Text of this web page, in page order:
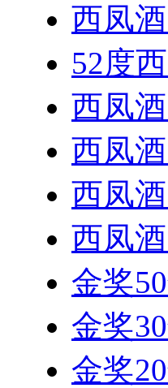
西凤
52度
西凤
西凤
西凤
西凤
金奖
金奖
金奖